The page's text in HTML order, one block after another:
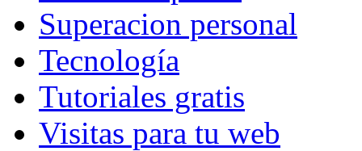
Superacion personal
Tecnología
Tutoriales gratis
Visitas para tu web